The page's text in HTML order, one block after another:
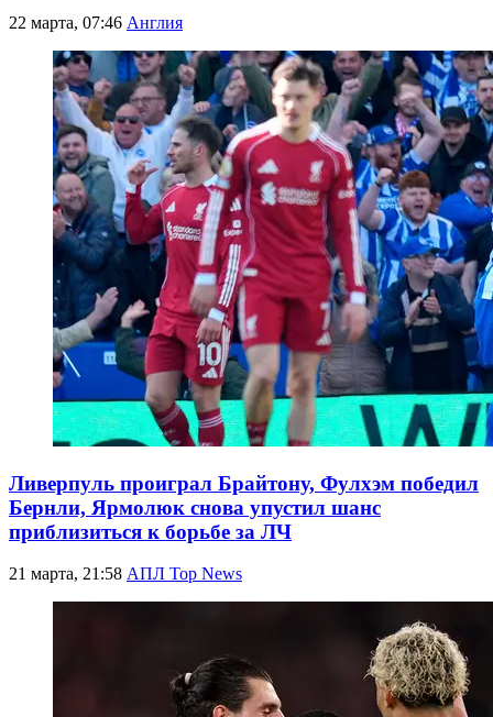
22 марта, 07:46 Англия
Ливерпуль проиграл Брайтону, Фулхэм победил
Бернли, Ярмолюк снова упустил шанс
приблизиться к борьбе за ЛЧ
21 марта, 21:58 АПЛ Top News